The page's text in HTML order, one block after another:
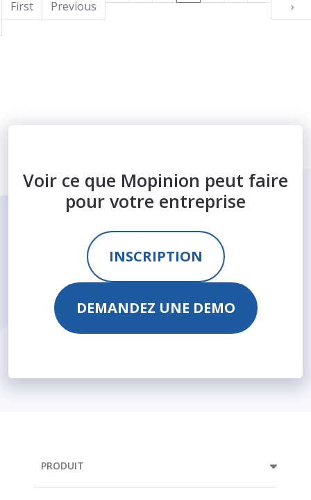
First
Previous
›
Voir ce que Mopinion peut faire
pour votre entreprise
INSCRIPTION
DEMANDEZ UNE DEMO
PRODUIT